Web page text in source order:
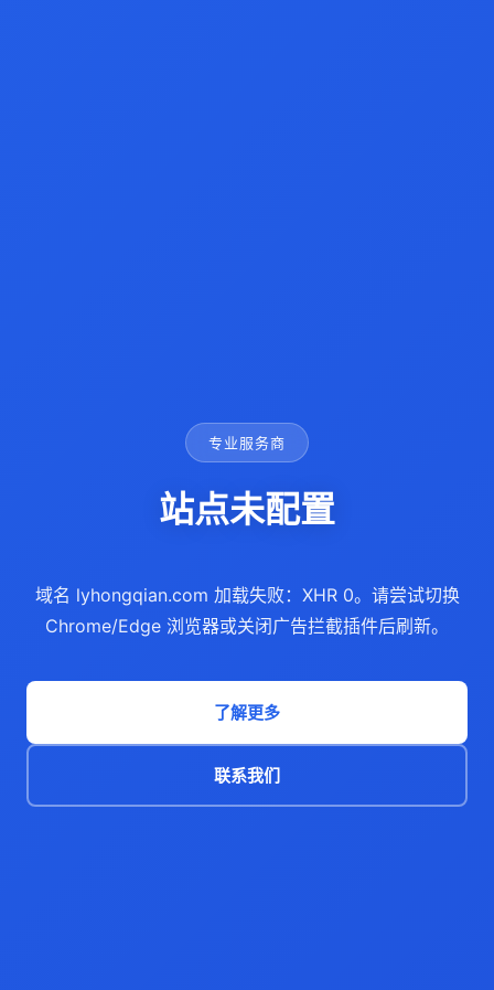
专业服务商
站点未配置
域名 lyhongqian.com 加载失败：XHR 0。请尝试切换
Chrome/Edge 浏览器或关闭广告拦截插件后刷新。
了解更多
联系我们